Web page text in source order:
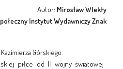
Autor: Mirosław Wlekły
Instytut Wydawniczy Znak
Górskiego.
piłce od II wojny światowej